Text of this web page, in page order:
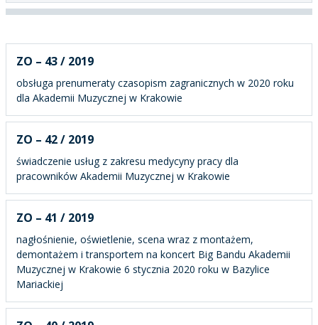
ZO – 43 / 2019
obsługa prenumeraty czasopism zagranicznych w 2020 roku
dla Akademii Muzycznej w Krakowie
ZO – 42 / 2019
świadczenie usług z zakresu medycyny pracy dla
pracowników Akademii Muzycznej w Krakowie
ZO – 41 / 2019
nagłośnienie, oświetlenie, scena wraz z montażem,
demontażem i transportem na koncert Big Bandu Akademii
Muzycznej w Krakowie 6 stycznia 2020 roku w Bazylice
Mariackiej